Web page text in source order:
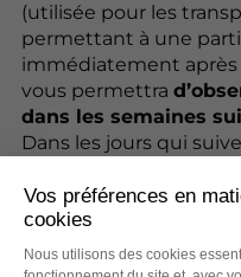
(utilisée pour les
permettant à une
immédiatement
vous permettra
dans les semaines
Dans les jours qui
cheveux implantés
pendant les
un nouveau cycle de